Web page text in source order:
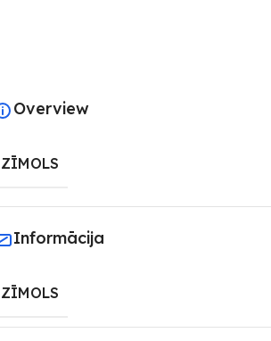
Overview
ZĪMOLS
Informācija
ZĪMOLS